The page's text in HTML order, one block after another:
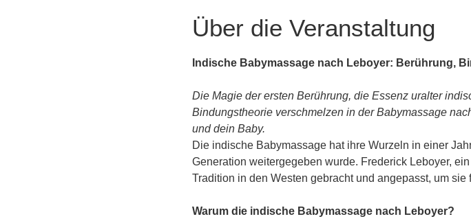
Über die Veranstaltung
Indische Babymassage nach Leboyer: Berührung,
Die Magie der ersten Berührung, die Essenz uralter
Bindungstheorie verschmelzen in der Babymassage
und dein Baby.
Die indische Babymassage hat ihre Wurzeln in einer
Generation weitergegeben wurde. Frederick Leboyer,
Tradition in den Westen gebracht und angepasst, um
Warum die indische Babymassage nach Leboyer?